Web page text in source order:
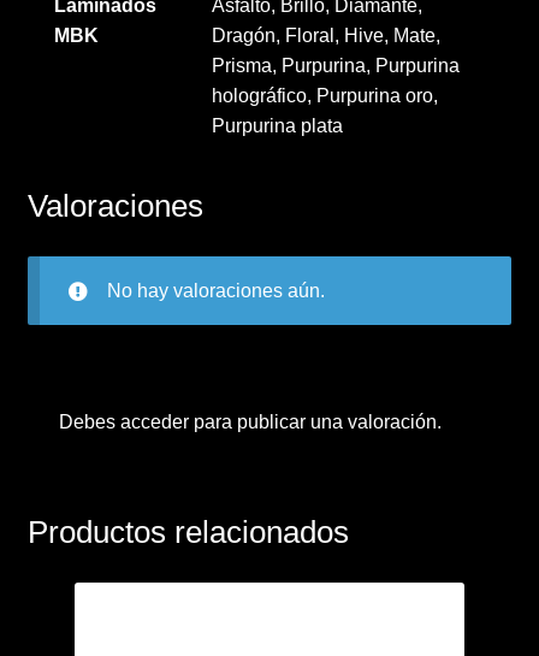
Laminados
MBK
Asfalto, Brillo, Diamante,
Dragón, Floral, Hive, Mate,
Prisma, Purpurina, Purpurina
holográfico, Purpurina oro,
Purpurina plata
Valoraciones
No hay valoraciones aún.
Debes accederpara publicar una valoración.
Productos relacionados